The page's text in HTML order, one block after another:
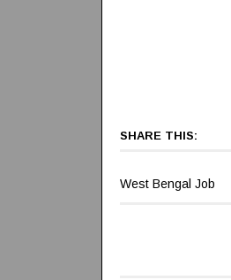
SHARE THIS:
West Bengal Job